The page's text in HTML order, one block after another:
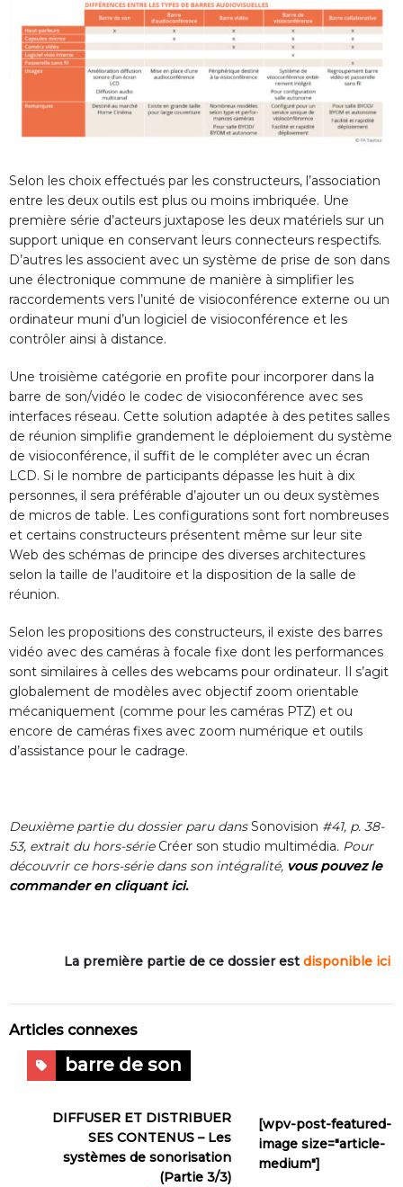
Selon les choix effectués par les constructeurs, l’association
entre les deux outils est plus ou moins imbriquée. Une
première série d’acteurs juxtapose les deux matériels sur un
support unique en conservant leurs connecteurs respectifs.
D’autres les associent avec un système de prise de son dans
une électronique commune de manière à simplifier les
raccordements vers l’unité de visioconférence externe ou un
ordinateur muni d’un logiciel de visioconférence et les
contrôler ainsi à distance.
Une troisième catégorie en profite pour incorporer dans la
barre de son/vidéo le codec de visioconférence avec ses
interfaces réseau. Cette solution adaptée à des petites salles
de réunion simplifie grandement le déploiement du système
de visioconférence, il suffit de le compléter avec un écran
LCD. Si le nombre de participants dépasse les huit à dix
personnes, il sera préférable d’ajouter un ou deux systèmes
de micros de table. Les configurations sont fort nombreuses
et certains constructeurs présentent même sur leur site
Web des schémas de principe des diverses architectures
selon la taille de l’auditoire et la disposition de la salle de
réunion.
Selon les propositions des constructeurs, il existe des barres
vidéo avec des caméras à focale fixe dont les performances
sont similaires à celles des webcams pour ordinateur. Il s’agit
globalement de modèles avec objectif zoom orientable
mécaniquement (comme pour les caméras PTZ) et ou
encore de caméras fixes avec zoom numérique et outils
d’assistance pour le cadrage.
Deuxième partie du dossier paru dansSonovision #41, p. 38-
53, extrait du hors-série Créer son studio multimédia. Pour
découvrir ce hors-série dans son intégralité, vous pouvez le
commander en cliquant ici.
La première partie de ce dossier estdisponible ici
Articles connexes
barre de son
DIFFUSER ET DISTRIBUER
SES CONTENUS – Les
systèmes de sonorisation
(Partie 3/3)
[wpv-post-featured-
image size="article-
medium"]